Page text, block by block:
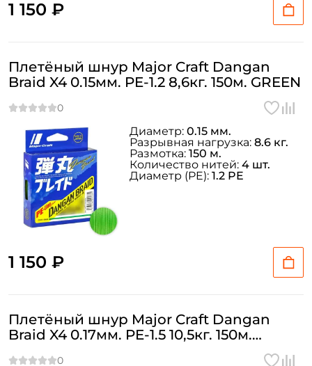
1 150 ₽
Плетёный шнур Major Craft Dangan
Braid X4 0.15мм. PE-1.2 8,6кг. 150м. GREEN
1 150 ₽
Диаметр: 0.15 мм.
Разрывная нагрузка: 8.6 кг.
Размотка: 150 м.
Количество нитей: 4 шт.
Диаметр (PE): 1.2 PE
Плетёный шнур Major Craft Dangan
Braid X4 0.17мм. PE-1.5 10,5кг. 150м.